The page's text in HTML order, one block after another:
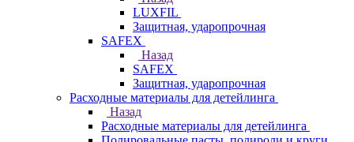
LUXFIL
Защитная, ударопрочная
SAFEX
Назад
SAFEX
Защитная, ударопрочная
Расходные материалы для детейлинга
Назад
Расходные материалы для детейлинга